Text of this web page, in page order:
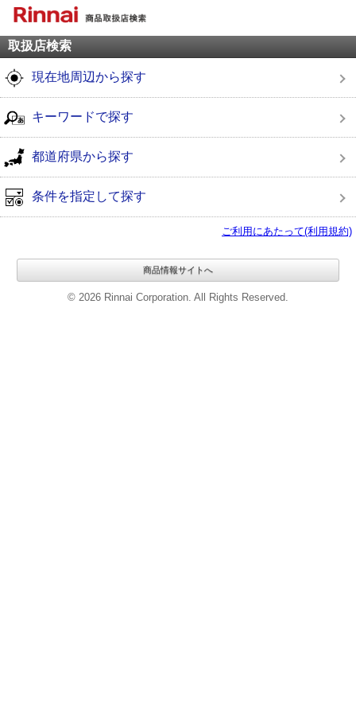
取扱店検索
現在地周辺から探す
キーワードで探す
都道府県から探す
条件を指定して探す
ご利用にあたって(利用規約)
商品情報サイトへ
© 2026 Rinnai Corporation. All Rights Reserved.